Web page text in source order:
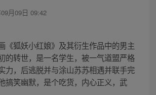
月09日 09:42
《狐妖小红娘》及其衍生作品中的男主
的转世，是一名学生，被一气道盟严格
力，后逃脱并与涂山苏苏相遇并联手完
搞笑幽默，是个吃货，内心正义，武